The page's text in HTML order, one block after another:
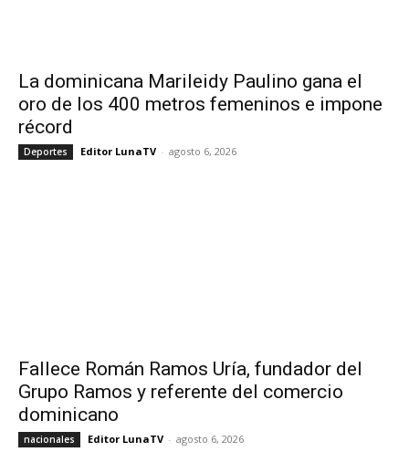
La dominicana Marileidy Paulino gana el
oro de los 400 metros femeninos e impone
récord
Deportes Editor LunaTV - agosto 6, 2026
Fallece Román Ramos Uría, fundador del
Grupo Ramos y referente del comercio
dominicano
nacionales Editor LunaTV - agosto 6, 2026